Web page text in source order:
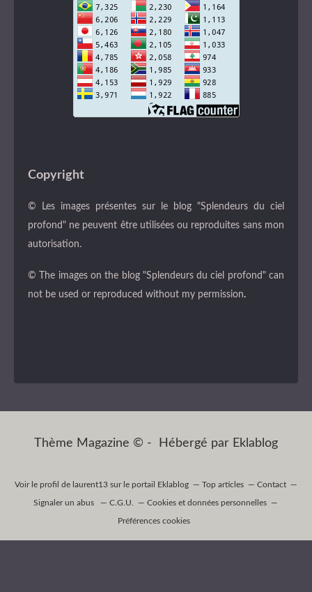
Copyright
© Les images présentes sur le blog "Splendeurs du ciel
profond" ne peuvent être utilisées ou reproduites sans mon
autorisation.
© The images on the blog "Splendeurs du ciel profond" can
not be used or reproduced without my permission.
Thème Magazine © - Hébergé par Eklablog
Voir le profil de laurent13 sur le portail Eklablog Top articles Contact
Signaler un abus C.G.U. Cookies et données personnelles
Préférences cookies